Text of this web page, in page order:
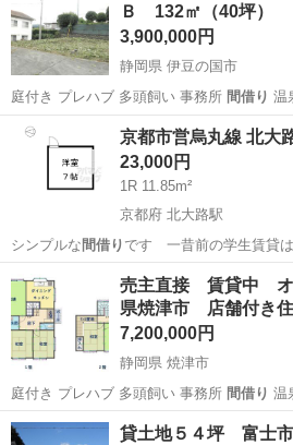
Ｂ 132㎡（40坪）
3,900,000円
静岡県 伊豆の国市
庭付き プレハブ 多頭飼い 事務所 間借り 温
駐…
静岡 伊豆の国市 土地販売/土地売
京都市営烏丸線 北大
23,000円
1R 11.85m²
京都府 北大路駅
シンプルな 間借り です 一昔前の学生賃貸
京都 北大路駅 アパート
売主直接 賃貸中 オ
県焼津市 店舗付き
7,200,000円
静岡県 焼津市
庭付き プレハブ 多頭飼い 事務所 間借り 温
駐…
静岡 焼津市 中古（マンション/一
貸土地５４坪 富士